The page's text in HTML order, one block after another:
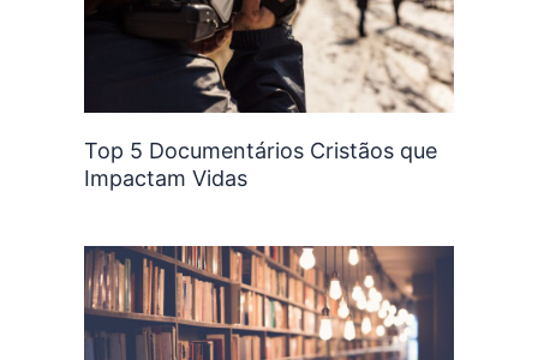
Top 5 Documentários Cristãos que
Impactam Vidas